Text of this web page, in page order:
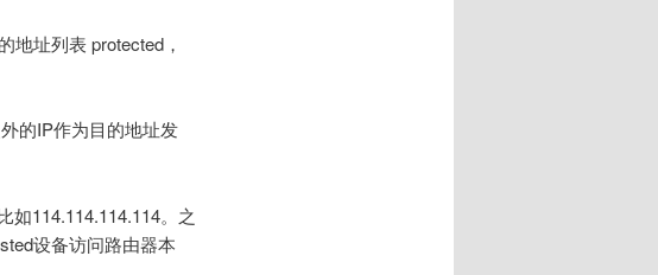
地址列表 protected，
的IP作为目的地址发
114.114.114.114。之
设备访问路由器本